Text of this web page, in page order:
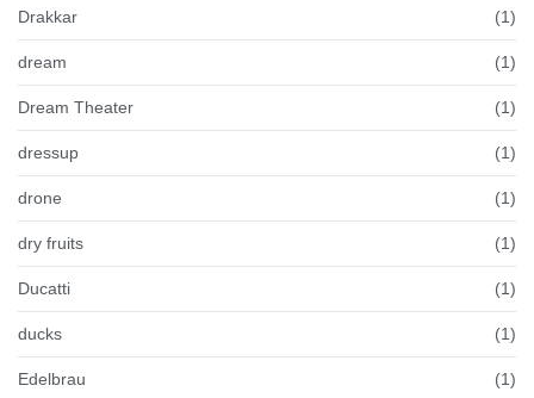
Drakkar (1)
dream (1)
Dream Theater (1)
dressup (1)
drone (1)
dry fruits (1)
Ducatti (1)
ducks (1)
Edelbrau (1)